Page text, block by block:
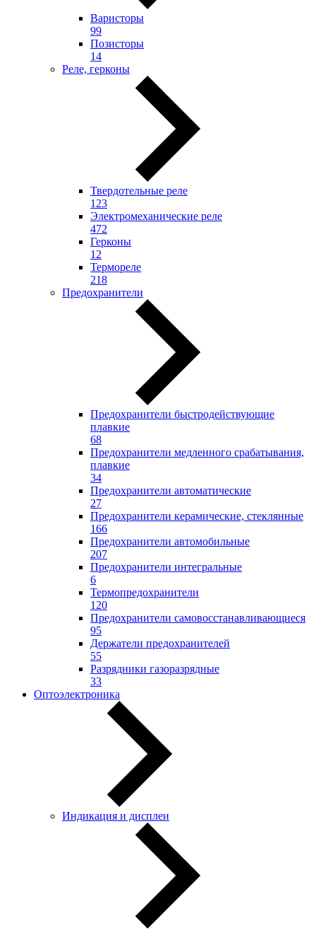
Варисторы
99
Позисторы
14
Реле, герконы
Твердотельные реле
123
Электромеханические реле
472
Герконы
12
Термореле
218
Предохранители
Предохранители быстродействующие
плавкие
68
Предохранители медленного срабатывания,
плавкие
34
Предохранители автоматические
27
Предохранители керамические, стеклянные
166
Предохранители автомобильные
207
Предохранители интегральные
6
Термопредохранители
120
Предохранители самовосстанавливающиеся
95
Держатели предохранителей
55
Разрядники газоразрядные
33
Оптоэлектроника
Индикация и дисплеи